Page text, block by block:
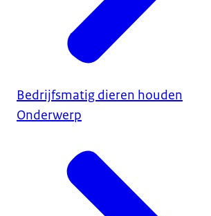
Bedrijfsmatig dieren houden
Onderwerp